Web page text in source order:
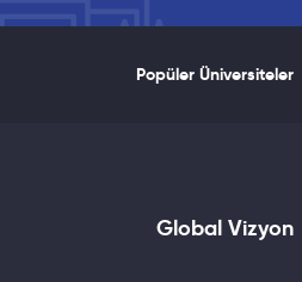
Popüler Üniversiteler
Global Vizyon